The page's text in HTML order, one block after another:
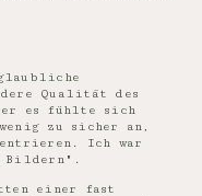
Qualität des
es fühlte sich
zu sicher an,
Ich war
Bildern".
einer fast